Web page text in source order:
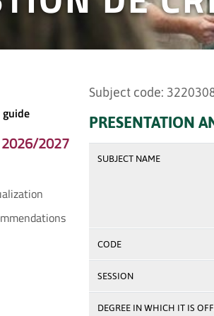
2026/2027
Subject code:
PRESENTATION
SUBJECT NAME
CODE
SESSION
DEGREE IN WHICH IT IS